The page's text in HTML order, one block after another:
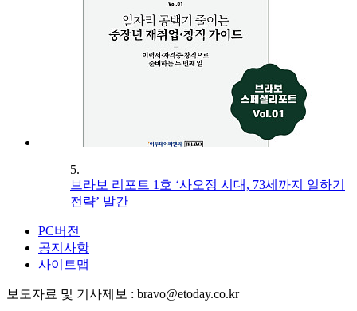
5.
브라보 리포트 1호 ‘사오정 시대, 73세까지 일하기
전략’ 발간
PC버전
공지사항
사이트맵
보도자료 및 기사제보 : bravo@etoday.co.kr